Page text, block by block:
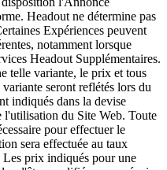
Headout ne détermine pas
Expériences peuvent
notamment lorsque
Headout Supplémentaires.
telle variante, le prix et tous
seront reflétés lors du
indiqués dans la devise
l'utilisation du Site Web. Toute
pour effectuer le
sera effectuée au taux
prix indiqués pour une